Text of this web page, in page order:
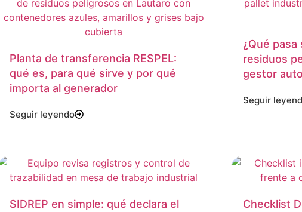
Planta de transferencia RESPEL:
qué es, para qué sirve y por qué
importa al generador
Seguir leyendo
¿Qué
residuos
gestor
Seguir
SIDREP en simple: qué declara el
Checklist